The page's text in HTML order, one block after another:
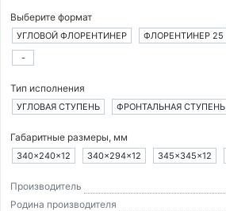
Выберите формат
УГЛОВОЙ ФЛОРЕНТИНЕР ФЛОРЕНТИНЕР 25
-
Тип исполнения
УГЛОВАЯ СТУПЕНЬ ФРОНТАЛЬНАЯ СТУПЕНЬ
Габаритные размеры, мм
340×240×12 340×294×12 345×345×12
Производитель
Родина производителя